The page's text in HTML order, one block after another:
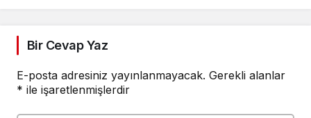
Bir Cevap Yaz
E-posta adresiniz yayınlanmayacak. Gerekli alanlar
* ile işaretlenmişlerdir